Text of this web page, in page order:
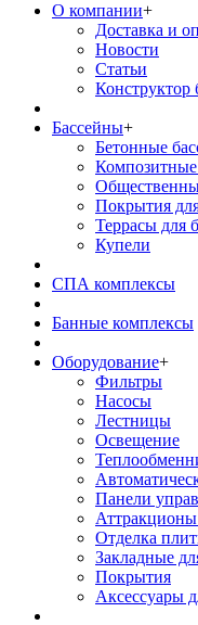
О компании+
Доставка и
Новости
Статьи
Конструктор
Бассейны+
Бетонные
Покрытия
Террасы для
Купели
СПА комплексы
Банные комплексы
Оборудование+
Фильтры
Насосы
Лестницы
Освещение
Панели
Аттракционы
Отделка
Закладные
Покрытия
Аксессуары